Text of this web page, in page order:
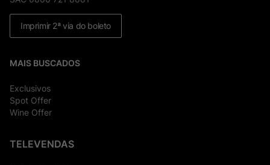
Imprimir 2ª via do boleto
MAIS BUSCADOS
Exclusivos
Spot Offer
Wine Offer
TELEVENDAS